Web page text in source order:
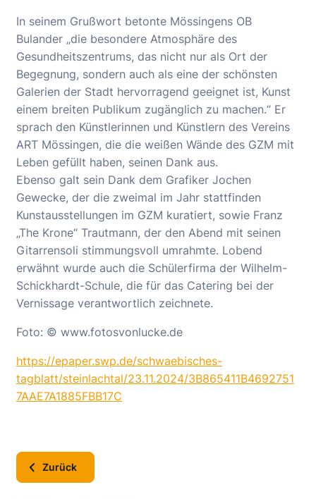
In seinem Grußwort betonte Mössingens OB
Bulander „die besondere Atmosphäre des
Gesundheitszentrums, das nicht nur als Ort der
Begegnung, sondern auch als eine der schönsten
Galerien der Stadt hervorragend geeignet ist, Kunst
einem breiten Publikum zugänglich zu machen.“ Er
sprach den Künstlerinnen und Künstlern des Vereins
ART Mössingen, die die weißen Wände des GZM mit
Leben gefüllt haben, seinen Dank aus.
Ebenso galt sein Dank dem Grafiker Jochen
Gewecke, der die zweimal im Jahr stattfinden
Kunstausstellungen im GZM kuratiert, sowie Franz
„The Krone“ Trautmann, der den Abend mit seinen
Gitarrensoli stimmungsvoll umrahmte. Lobend
erwähnt wurde auch die Schülerfirma der Wilhelm-
Schickhardt-Schule, die für das Catering bei der
Vernissage verantwortlich zeichnete.
Foto: © www.fotosvonlucke.de
https://epaper.swp.de/schwaebisches-
tagblatt/steinlachtal/23.11.2024/3B865411B4692751
7AAE7A1885FBB17C
Zurück